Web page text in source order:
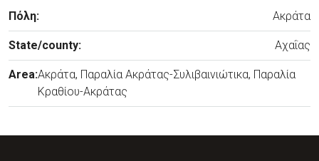
Πόλη: Ακράτα
State/county: Αχαΐας
Area:Ακράτα, Παραλία Ακράτας-Συλιβαινιώτικα, Παραλία
Κραθίου-Ακράτας